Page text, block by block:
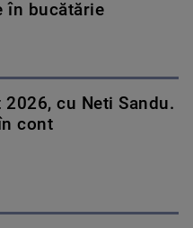
în bucătărie
cu Neti Sandu.
cont